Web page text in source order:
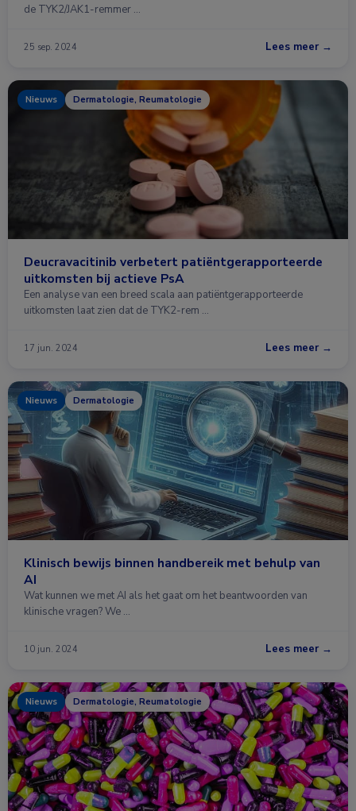
de TYK2/JAK1-remmer …
25 sep. 2024 Lees meer →
Nieuws Dermatologie, Reumatologie
Deucravacitinib verbetert patiëntgerapporteerde
uitkomsten bij actieve PsA
Een analyse van een breed scala aan patiëntgerapporteerde
uitkomsten laat zien dat de TYK2-rem …
17 jun. 2024 Lees meer →
Nieuws Dermatologie
Klinisch bewijs binnen handbereik met behulp van
AI
Wat kunnen we met AI als het gaat om het beantwoorden van
klinische vragen? We …
10 jun. 2024 Lees meer →
Nieuws Dermatologie, Reumatologie